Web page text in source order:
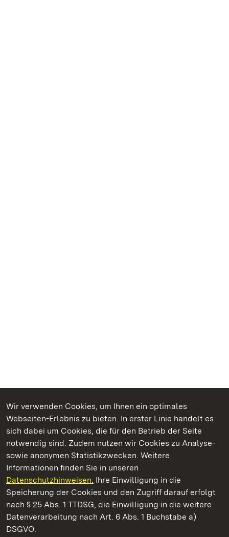
Wir verwenden Cookies, um Ihnen ein optimales
Webseiten-Erlebnis zu bieten. In erster Linie handelt es
sich dabei um Cookies, die für den Betrieb der Seite
notwendig sind. Zudem nutzen wir Cookies zu Analyse-
sowie anonymen Statistikzwecken. Weitere
Informationen finden Sie in unseren
Datenschutzhinweisen. Ihre Einwilligung in die
Speicherung der Cookies und den Zugriff darauf erfolgt
nach § 25 Abs. 1 TTDSG, die Einwilligung in die weitere
Datenverarbeitung nach Art. 6 Abs. 1 Buchstabe a)
DSGVO.
Kommen. Staunen. Genießen.
Staatliche Schlösser und Gärten Baden‑Württemberg
Staatliche Schlösser und Gärten Baden-Württemberg
Kontakt